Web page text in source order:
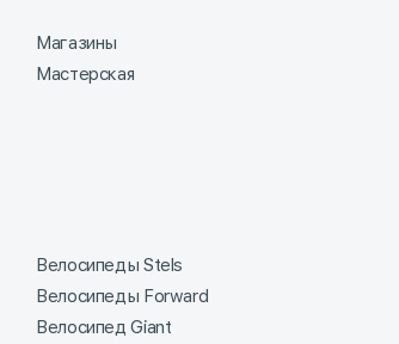
Магазины
Мастерская
Велосипеды Stels
Велосипеды Forward
Велосипед Giant